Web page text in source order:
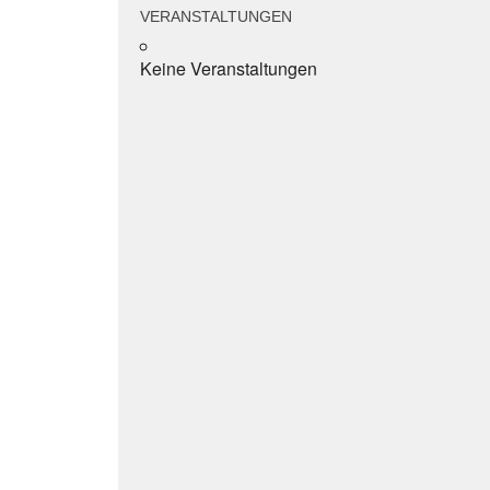
VERANSTALTUNGEN
Keine Veranstaltungen